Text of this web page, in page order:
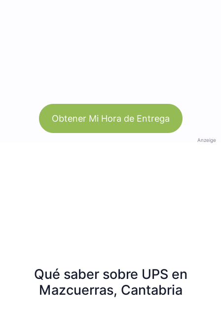
Obtener Mi Hora de Entrega
Anzeige
Qué saber sobre UPS en
Mazcuerras, Cantabria